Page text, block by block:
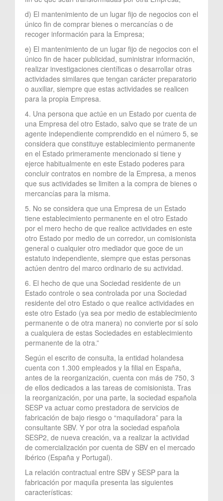
d) El mantenimiento de un lugar fijo de negocios con el
único fin de comprar bienes o mercancías o de
recoger información para la Empresa;
e) El mantenimiento de un lugar fijo de negocios con el
único fin de hacer publicidad, suministrar información,
realizar investigaciones científicas o desarrollar otras
actividades similares que tengan carácter preparatorio
o auxiliar, siempre que estas actividades se realicen
para la propia Empresa.
4. Una persona que actúe en un Estado por cuenta de
una Empresa del otro Estado, salvo que se trate de un
agente independiente comprendido en el número 5, se
considera que constituye establecimiento permanente
en el Estado primeramente mencionado si tiene y
ejerce habitualmente en este Estado poderes para
concluir contratos en nombre de la Empresa, a menos
que sus actividades se limiten a la compra de bienes o
mercancías para la misma.
5. No se considera que una Empresa de un Estado
tiene establecimiento permanente en el otro Estado
por el mero hecho de que realice actividades en este
otro Estado por medio de un corredor, un comisionista
general o cualquier otro mediador que goce de un
estatuto independiente, siempre que estas personas
actúen dentro del marco ordinario de su actividad.
6. El hecho de que una Sociedad residente de un
Estado controle o sea controlada por una Sociedad
residente del otro Estado o que realice actividades en
este otro Estado (ya sea por medio de establecimiento
permanente o de otra manera) no convierte por sí solo
a cualquiera de estas Sociedades en establecimiento
permanente de la otra.”
Según el escrito de consulta, la entidad holandesa
cuenta con 1.300 empleados y la filial en España,
antes de la reorganización, cuenta con más de 750, 3
de ellos dedicados a las tareas de comisionista. Tras
la reorganización, por una parte, la sociedad española
SESP va actuar como prestadora de servicios de
fabricación de bajo riesgo o “maquiladora” para la
consultante SBV. Y por otra la sociedad española
SESP2, de nueva creación, va a realizar la actividad
de comercialización por cuenta de SBV en el mercado
ibérico (España y Portugal).
La relación contractual entre SBV y SESP para la
fabricación por maquila presenta las siguientes
características: